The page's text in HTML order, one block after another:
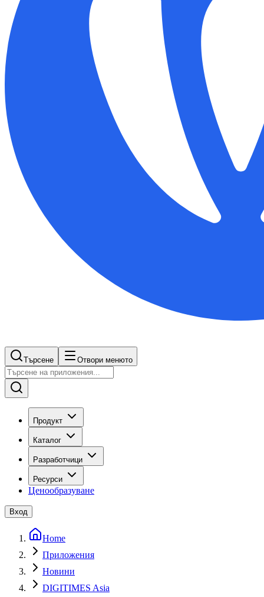
Търсене Отвори менюто
Продукт
Каталог
Разработчици
Ресурси
Ценообразуване
Вход
Home
Приложения
Новини
DIGITIMES Asia